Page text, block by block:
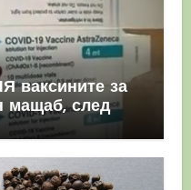
ваксините за
мащаб, след